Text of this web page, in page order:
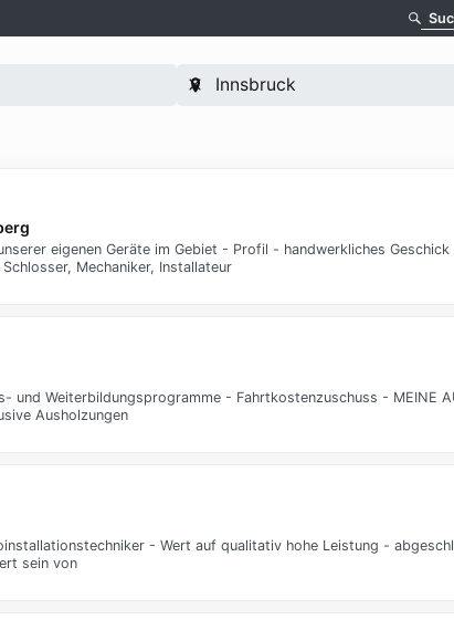
eigenen Geräte im Gebiet - Profil - handwerkliches
Mechaniker, Installateur
und Weiterbildungsprogramme - Fahrtkostenzuschuss - MEINE
Ausholzungen
- Wert auf qualitativ hohe Leistung -
sein von